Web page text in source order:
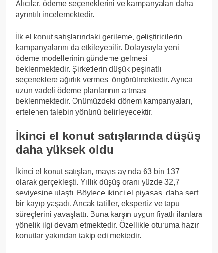
Alıcılar, ödeme seçeneklerini ve kampanyaları daha
ayrıntılı incelemektedir.
İlk el konut satışlarındaki gerileme, geliştiricilerin
kampanyalarını da etkileyebilir. Dolayısıyla yeni
ödeme modellerinin gündeme gelmesi
beklenmektedir. Şirketlerin düşük peşinatlı
seçeneklere ağırlık vermesi öngörülmektedir. Ayrıca
uzun vadeli ödeme planlarının artması
beklenmektedir. Önümüzdeki dönem kampanyaları,
ertelenen talebin yönünü belirleyecektir.
İkinci el konut satışlarında düşüş
daha yüksek oldu
İkinci el konut satışları, mayıs ayında 63 bin 137
olarak gerçekleşti. Yıllık düşüş oranı yüzde 32,7
seviyesine ulaştı. Böylece ikinci el piyasası daha sert
bir kayıp yaşadı. Ancak tatiller, ekspertiz ve tapu
süreçlerini yavaşlattı. Buna karşın uygun fiyatlı ilanlara
yönelik ilgi devam etmektedir. Özellikle oturuma hazır
konutlar yakından takip edilmektedir.